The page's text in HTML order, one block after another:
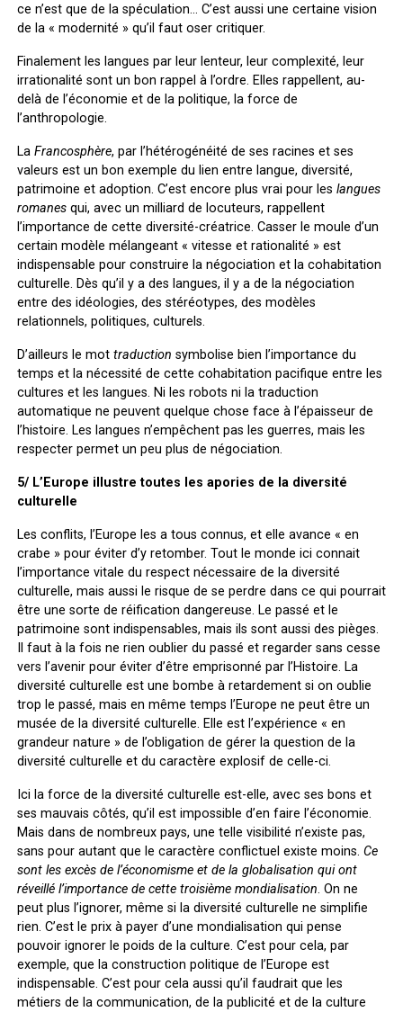
ce n’est que de la spéculation… C’est aussi une certaine vision
de la « modernité » qu’il faut oser critiquer.
Finalement les langues par leur lenteur, leur complexité, leur
irrationalité sont un bon rappel à l’ordre. Elles rappellent, au-
delà de l’économie et de la politique, la force de
l’anthropologie.
La Francosphère, par l’hétérogénéité de ses racines et ses
valeurs est un bon exemple du lien entre langue, diversité,
patrimoine et adoption. C’est encore plus vrai pour les langues
romanesqui, avec un milliard de locuteurs, rappellent
l’importance de cette diversité-créatrice. Casser le moule d’un
certain modèle mélangeant « vitesse et rationalité » est
indispensable pour construire la négociation et la cohabitation
culturelle. Dès qu’il y a des langues, il y a de la négociation
entre des idéologies, des stéréotypes, des modèles
relationnels, politiques, culturels.
D’ailleurs le mot traduction symbolise bien l’importance du
temps et la nécessité de cette cohabitation pacifique entre les
cultures et les langues. Ni les robots ni la traduction
automatique ne peuvent quelque chose face à l’épaisseur de
l’histoire. Les langues n’empêchent pas les guerres, mais les
respecter permet un peu plus de négociation.
5/ L’Europe illustre toutes les apories de la diversité
culturelle
Les conflits, l’Europe les a tous connus, et elle avance « en
crabe » pour éviter d’y retomber. Tout le monde ici connait
l’importance vitale du respect nécessaire de la diversité
culturelle, mais aussi le risque de se perdre dans ce qui pourrait
être une sorte de réification dangereuse. Le passé et le
patrimoine sont indispensables, mais ils sont aussi des pièges.
Il faut à la fois ne rien oublier du passé et regarder sans cesse
vers l’avenir pour éviter d’être emprisonné par l’Histoire. La
diversité culturelle est une bombe à retardement si on oublie
trop le passé, mais en même temps l’Europe ne peut être un
musée de la diversité culturelle. Elle est l’expérience « en
grandeur nature » de l’obligation de gérer la question de la
diversité culturelle et du caractère explosif de celle-ci.
Ici la force de la diversité culturelle est-elle, avec ses bons et
ses mauvais côtés, qu’il est impossible d’en faire l’économie.
Mais dans de nombreux pays, une telle visibilité n’existe pas,
sans pour autant que le caractère conflictuel existe moins. Ce
sont les excès de l’économisme et de la globalisation qui ont
réveillé l’importance de cette troisième mondialisation. On ne
peut plus l’ignorer, même si la diversité culturelle ne simplifie
rien. C’est le prix à payer d’une mondialisation qui pense
pouvoir ignorer le poids de la culture. C’est pour cela, par
exemple, que la construction politique de l’Europe est
indispensable. C’est pour cela aussi qu’il faudrait que les
métiers de la communication, de la publicité et de la culture